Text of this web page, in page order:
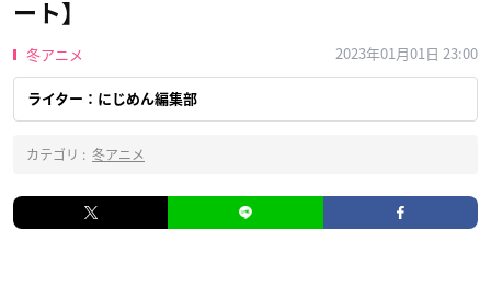
ート】
冬アニメ 2023年01月01日 23:00
ライター：にじめん編集部
カテゴリ : 冬アニメ